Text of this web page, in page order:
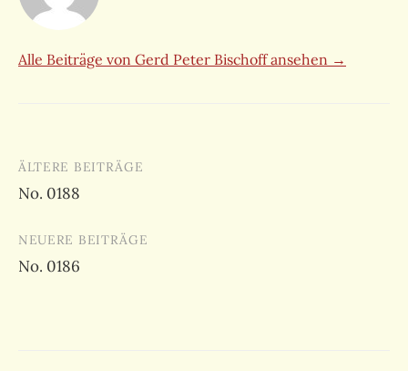
Alle Beiträge von Gerd Peter Bischoff ansehen →
Beitragsnavigation
ÄLTERE BEITRÄGE
No. 0188
NEUERE BEITRÄGE
No. 0186